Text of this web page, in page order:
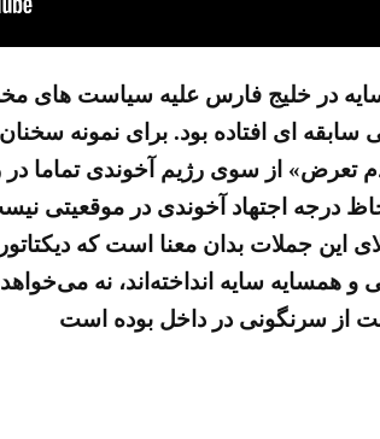
در خلیج فارس علیه سیاست های
ای افتاده بود. برای نمونه
از سوی رژیم آخوندی تماما
درجه اجتهاد آخوندی در موقعیتی
این جملات بدان معنا است که
سایه انداخته‌اند، نه می‌خواهد
از سرنگونی در داخل بوده است